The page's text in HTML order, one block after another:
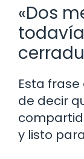
«Dos
Esta
de decir
y listo